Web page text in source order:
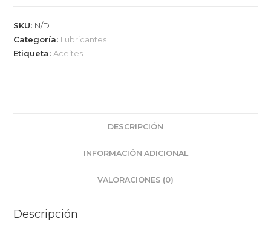
Linner
Sintetico
5W30
SKU: N/D
Categoría: Lubricantes
Etiqueta: Aceites
DESCRIPCIÓN
INFORMACIÓN ADICIONAL
VALORACIONES (0)
Descripción